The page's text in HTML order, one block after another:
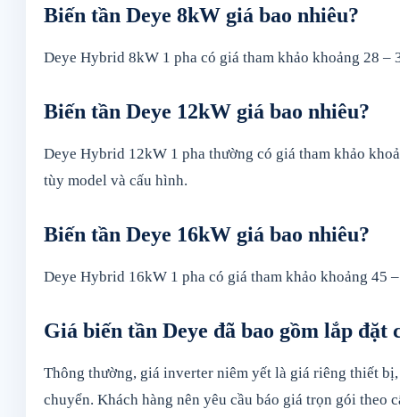
Biến tần Deye 8kW giá bao nhiêu?
Deye Hybrid 8kW 1 pha có giá tham khảo khoảng 28
Biến tần Deye 12kW giá bao nhiêu?
Deye Hybrid 12kW 1 pha thường có giá tham khảo
tùy model và cấu hình.
Biến tần Deye 16kW giá bao nhiêu?
Deye Hybrid 16kW 1 pha có giá tham khảo khoảng 45
Giá biến tần Deye đã bao gồm lắp đặt
Thông thường, giá inverter niêm yết là giá riêng thiết
chuyển. Khách hàng nên yêu cầu báo giá trọn gói theo